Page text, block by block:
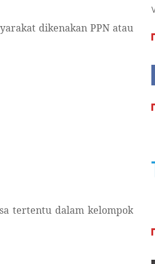
dikenakan PPN atau
tertentu dalam kelompok